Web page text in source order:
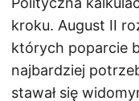
kroku. August II
których poparcie
najbardziej
stawał się